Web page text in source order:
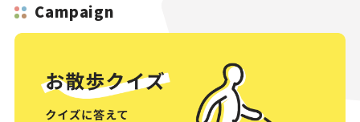
Campaign